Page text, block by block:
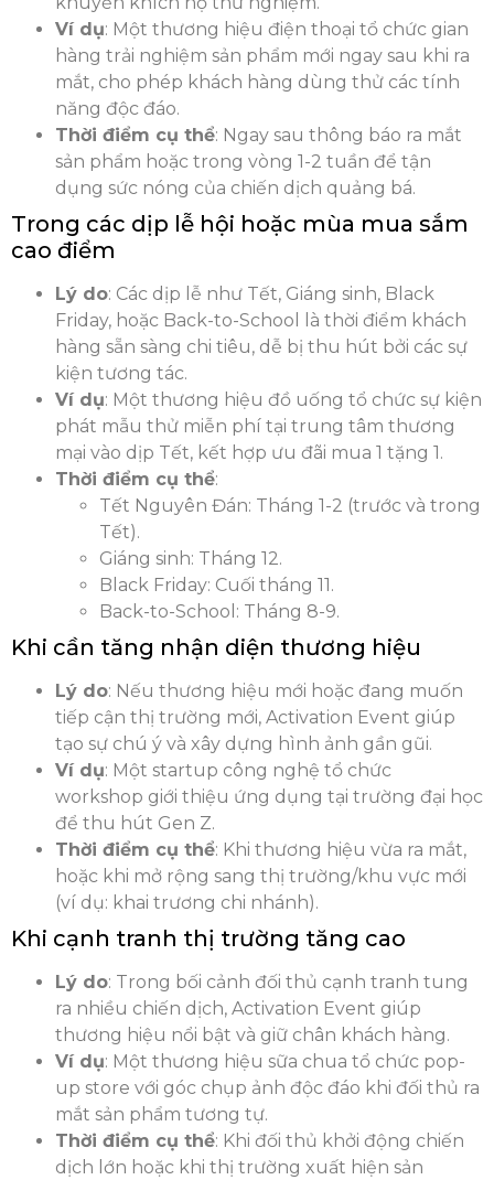
Ví dụ: Một thương hiệu điện thoại tổ chức gian
hàng trải nghiệm sản phẩm mới ngay sau khi ra
mắt, cho phép khách hàng dùng thử các tính
năng độc đáo.
Thời điểm cụ thể: Ngay sau thông báo ra mắt
sản phẩm hoặc trong vòng 1-2 tuần để tận
dụng sức nóng của chiến dịch quảng bá.
Trong các dịp lễ hội hoặc mùa mua sắm
cao điểm
Lý do: Các dịp lễ như Tết, Giáng sinh, Black
Friday, hoặc Back-to-School là thời điểm khách
hàng sẵn sàng chi tiêu, dễ bị thu hút bởi các sự
kiện tương tác.
Ví dụ: Một thương hiệu đồ uống tổ chức sự kiện
phát mẫu thử miễn phí tại trung tâm thương
mại vào dịp Tết, kết hợp ưu đãi mua 1 tặng 1.
Thời điểm cụ thể:
Tết Nguyên Đán: Tháng 1-2 (trước và trong
Tết).
Giáng sinh: Tháng 12.
Black Friday: Cuối tháng 11.
Back-to-School: Tháng 8-9.
Khi cần tăng nhận diện thương hiệu
Lý do: Nếu thương hiệu mới hoặc đang muốn
tiếp cận thị trường mới, Activation Event giúp
tạo sự chú ý và xây dựng hình ảnh gần gũi.
Ví dụ: Một startup công nghệ tổ chức
workshop giới thiệu ứng dụng tại trường đại học
để thu hút Gen Z.
Thời điểm cụ thể: Khi thương hiệu vừa ra mắt,
hoặc khi mở rộng sang thị trường/khu vực mới
(ví dụ: khai trương chi nhánh).
Khi cạnh tranh thị trường tăng cao
Lý do: Trong bối cảnh đối thủ cạnh tranh tung
ra nhiều chiến dịch, Activation Event giúp
thương hiệu nổi bật và giữ chân khách hàng.
Ví dụ: Một thương hiệu sữa chua tổ chức pop-
up store với góc chụp ảnh độc đáo khi đối thủ ra
mắt sản phẩm tương tự.
Thời điểm cụ thể: Khi đối thủ khởi động chiến
dịch lớn hoặc khi thị trường xuất hiện sản